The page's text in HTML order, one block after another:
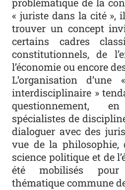
problématique de la
« juriste dans la cité »,
trouver un concept
certains cadres
constitutionnels, de
l’économie ou encore
L’organisation d’une
interdisciplinaire »
questionnement,
spécialistes de
dialoguer avec des
vue de la philosophie,
science politique et de
été mobilisés
thématique commune